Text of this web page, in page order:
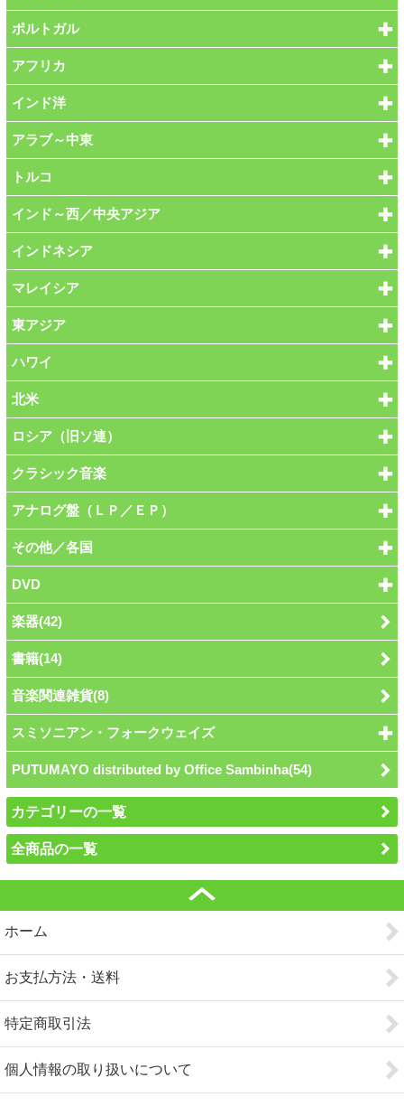
ポルトガル
アフリカ
インド洋
アラブ～中東
トルコ
インド～西／中央アジア
インドネシア
マレイシア
東アジア
ハワイ
北米
ロシア（旧ソ連）
クラシック音楽
アナログ盤（ＬＰ／ＥＰ）
その他／各国
DVD
楽器(42)
書籍(14)
音楽関連雑貨(8)
スミソニアン・フォークウェイズ
PUTUMAYO distributed by Office Sambinha(54)
カテゴリーの一覧
全商品の一覧
ホーム
お支払方法・送料
特定商取引法
個人情報の取り扱いについて